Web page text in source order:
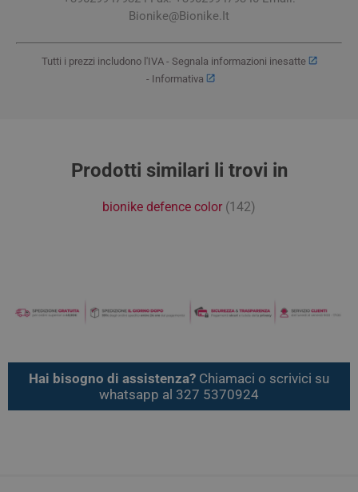
Bionike@Bionike.It
Tutti i prezzi includono l'IVA - Segnala informazioni inesatte
- Informativa
Prodotti similari li trovi in
bionike defence color (142)
Hai bisogno di assistenza? Chiamaci o scrivici su
whatsapp al 327 5370924